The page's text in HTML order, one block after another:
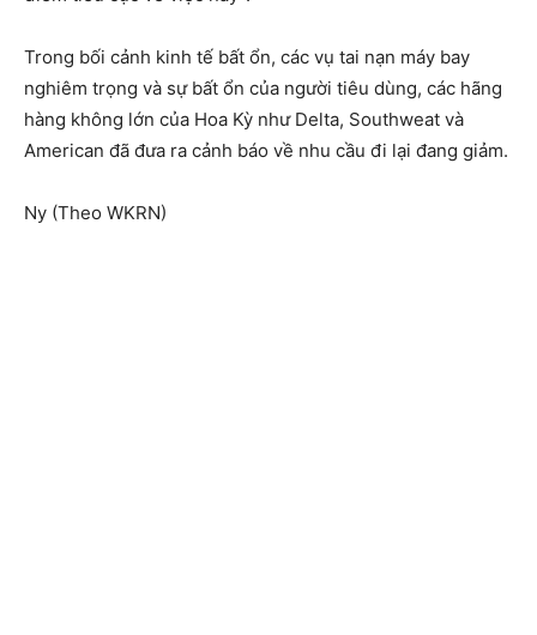
Trong bối cảnh kinh tế bất ổn, các vụ tai nạn máy bay
nghiêm trọng và sự bất ổn của người tiêu dùng, các hãng
hàng không lớn của Hoa Kỳ như Delta, Southweat và
American đã đưa ra cảnh báo về nhu cầu đi lại đang giảm.
Ny (Theo WKRN)